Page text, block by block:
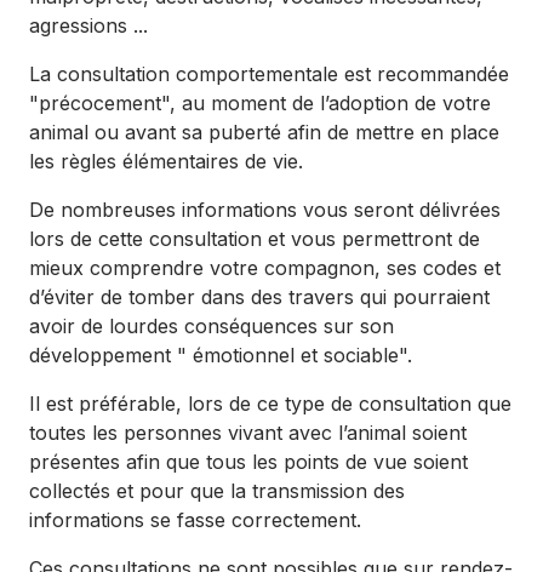
agressions ...
La consultation comportementale est recommandée
"précocement", au moment de l’adoption de votre
animal ou avant sa puberté afin de mettre en place
les règles élémentaires de vie.
De nombreuses informations vous seront délivrées
lors de cette consultation et vous permettront de
mieux comprendre votre compagnon, ses codes et
d’éviter de tomber dans des travers qui pourraient
avoir de lourdes conséquences sur son
développement " émotionnel et sociable".
Il est préférable, lors de ce type de consultation que
toutes les personnes vivant avec l’animal soient
présentes afin que tous les points de vue soient
collectés et pour que la transmission des
informations se fasse correctement.